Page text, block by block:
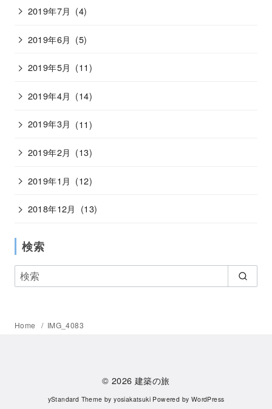
2019年7月 (4)
2019年6月 (5)
2019年5月 (11)
2019年4月 (14)
2019年3月 (11)
2019年2月 (13)
2019年1月 (12)
2018年12月 (13)
検索
Home IMG_4083
© 2026建築の旅
yStandard Theme byyosiakatsuki Powered by WordPress